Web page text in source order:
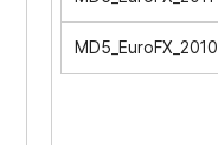
MD5_EuroFX_2010